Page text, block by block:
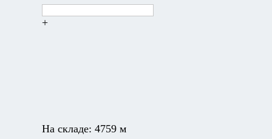
+
На складе: 4759 м